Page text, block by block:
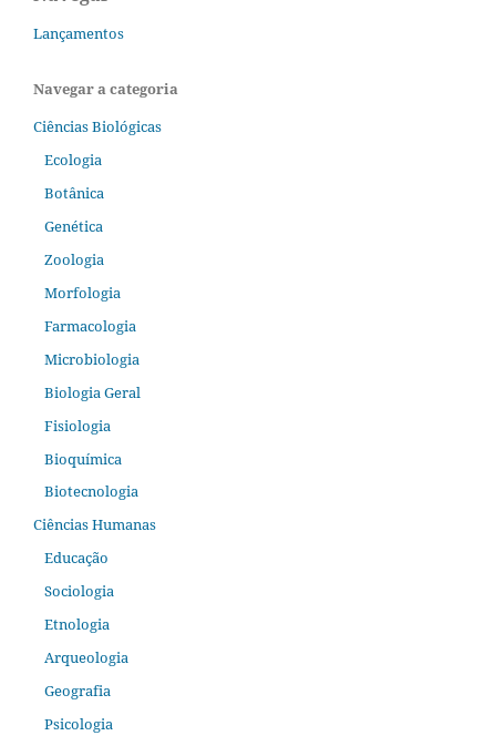
Lançamentos
Navegar a categoria
Ciências Biológicas
Ecologia
Botânica
Genética
Zoologia
Morfologia
Farmacologia
Microbiologia
Biologia Geral
Fisiologia
Bioquímica
Biotecnologia
Ciências Humanas
Educação
Sociologia
Etnologia
Arqueologia
Geografia
Psicologia